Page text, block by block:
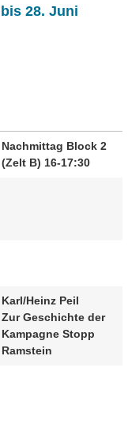
28. Juni
Nachmittag Block 2
(Zelt B) 16-17:30
Karl/Heinz Peil
Zur Geschichte der
Kampagne Stopp
Ramstein